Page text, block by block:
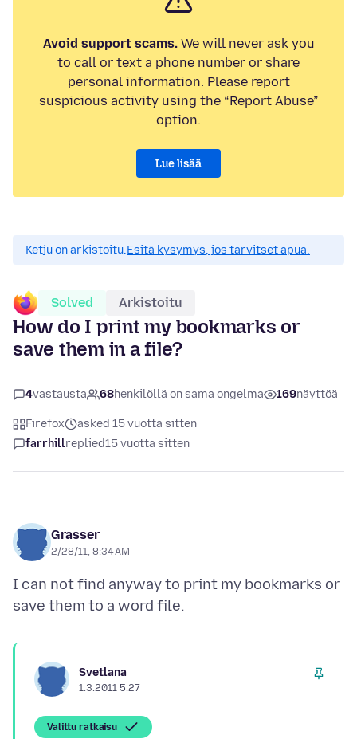
Avoid support scams.We will never ask you
to call or text a phone number or share
personal information. Please report
suspicious activity using the “Report Abuse”
option.
Lue lisää
Ketju on arkistoitu.Esitä kysymys, jos tarvitset apua.
Solved Arkistoitu
How do I print my bookmarks or
save them in a file?
4vastausta 68henkilöllä on sama ongelma 169näyttöä
Firefox
asked 15 vuotta sitten
farrhillreplied15 vuotta sitten
Grasser
2/28/11, 8:34 AM
I can not find anyway to print my bookmarks or
Svetlana
1.3.2011 5.27
Valittu ratkaisu